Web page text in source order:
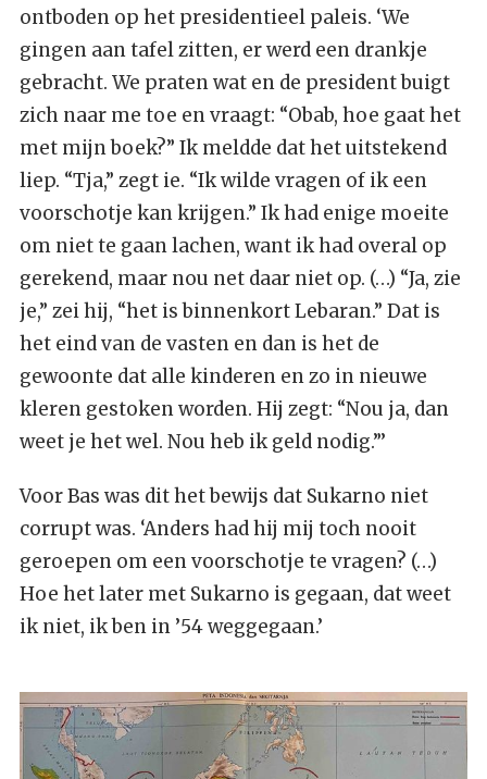
ontboden op het presidentieel paleis. ‘We
gingen aan tafel zitten, er werd een drankje
gebracht. We praten wat en de president buigt
zich naar me toe en vraagt: “Obab, hoe gaat het
met mijn boek?” Ik meldde dat het uitstekend
liep. “Tja,” zegt ie. “Ik wilde vragen of ik een
voorschotje kan krijgen.” Ik had enige moeite
om niet te gaan lachen, want ik had overal op
gerekend, maar nou net daar niet op. (…) “Ja, zie
je,” zei hij, “het is binnenkort Lebaran.” Dat is
het eind van de vasten en dan is het de
gewoonte dat alle kinderen en zo in nieuwe
kleren gestoken worden. Hij zegt: “Nou ja, dan
weet je het wel. Nou heb ik geld nodig.”’
Voor Bas was dit het bewijs dat Sukarno niet
corrupt was. ‘Anders had hij mij toch nooit
geroepen om een voorschotje te vragen? (…)
Hoe het later met Sukarno is gegaan, dat weet
ik niet, ik ben in ’54 weggegaan.’